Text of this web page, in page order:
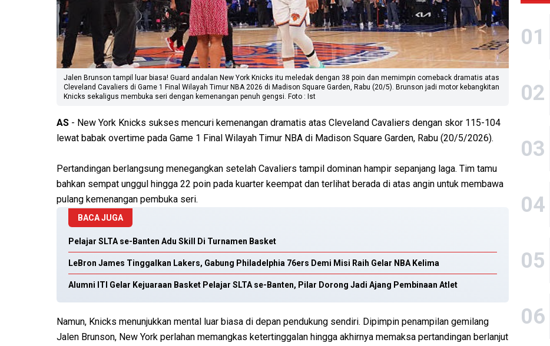
Jalen Brunson tampil luar biasa! Guard andalan New York Knicks itu meledak dengan 38 poin dan memimpin comeback dramatis atas
Cleveland Cavaliers di Game 1 Final Wilayah Timur NBA 2026 di Madison Square Garden, Rabu (20/5). Brunson jadi motor kebangkitan
Knicks sekaligus membuka seri dengan kemenangan penuh gengsi. Foto : Ist
AS - New York Knicks sukses mencuri kemenangan dramatis atas Cleveland Cavaliers dengan skor 115-104
lewat babak overtime pada Game 1 Final Wilayah Timur NBA di Madison Square Garden, Rabu (20/5/2026).
Pertandingan berlangsung menegangkan setelah Cavaliers tampil dominan hampir sepanjang laga. Tim tamu
bahkan sempat unggul hingga 22 poin pada kuarter keempat dan terlihat berada di atas angin untuk membawa
pulang kemenangan pembuka seri.
BACA JUGA
Pelajar SLTA se-Banten Adu Skill Di Turnamen Basket
LeBron James Tinggalkan Lakers, Gabung Philadelphia 76ers Demi Misi Raih Gelar NBA Kelima
Alumni ITI Gelar Kejuaraan Basket Pelajar SLTA se-Banten, Pilar Dorong Jadi Ajang Pembinaan Atlet
Namun, Knicks menunjukkan mental luar biasa di depan pendukung sendiri. Dipimpin penampilan gemilang
Jalen Brunson, New York perlahan memangkas ketertinggalan hingga akhirnya memaksa pertandingan berlanjut
01
02
03
04
05
06